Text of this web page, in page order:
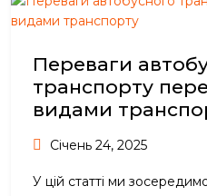
Переваги
транспорту
видами
Січень 24, 2025
У цій статті ми